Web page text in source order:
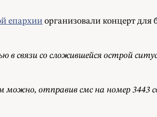
епархии организовали концерт
связи со сложившейся острой
отправив смс на номер 3443